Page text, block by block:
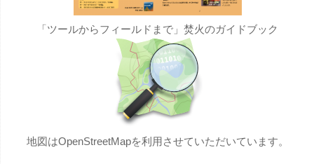
「ツールからフィールドまで」焚火のガイドブック
地図はOpenStreetMapを利用させていただいています。